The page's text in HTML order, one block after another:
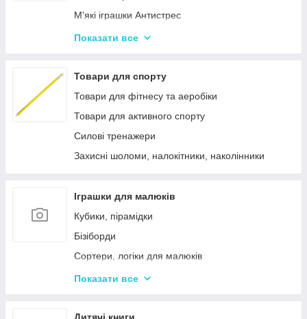
Одяг та аксесуари для Ляльок
М'які іграшки Антистрес
Іграшки для лялькового театру
Показати все
Товари для спорту
Товари для фітнесу та аеробіки
Товари для активного спорту
Силові тренажери
Захисні шоломи, налокітники, наколінники
Іграшки для малюків
Кубики, пірамідки
Бізіборди
Сортери, логіки для малюків
Іграшки з музичними ефектами
Машинки іграшкові для дітей
Показати все